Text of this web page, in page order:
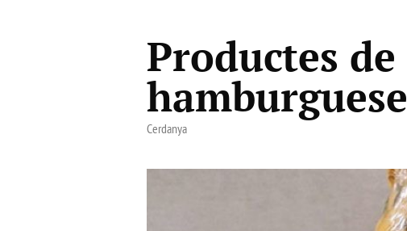
Productes
Cerdanya